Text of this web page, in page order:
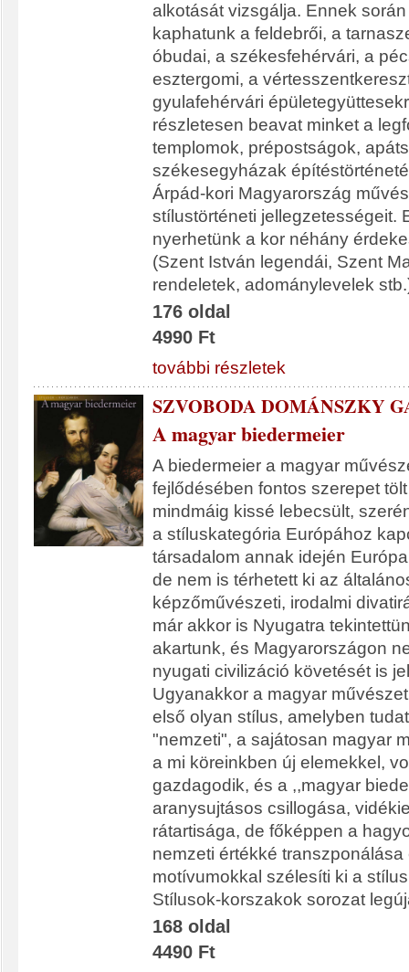
alkotását vizsgálja. Ennek
kaphatunk a feldebrői, a
óbudai, a székesfehérvári, a
esztergomi, a
gyulafehérvári
részletesen beavat minket a
templomok, prépostságok,
székesegyházak
Árpád-kori Magyarország
stílustörténeti jellegzetességeit.
nyerhetünk a kor néhány
(Szent István legendái, Szent
rendeletek, adománylevelek
176 oldal
4990 Ft
további részletek
SZVOBODA DOMÁNSZKY
A magyar biedermeier
A biedermeier a magyar
fejlődésében fontos szerepet
mindmáig kissé lebecsült,
a stíluskategória Európához
társadalom annak idején
de nem is térhetett ki az
képzőművészeti, irodalmi
már akkor is Nyugatra
akartunk, és Magyarországon
nyugati civilizáció követését is
Ugyanakkor a magyar
első olyan stílus, amelyben
"nemzeti", a sajátosan magyar
a mi köreinkben új elemekkel,
gazdagodik, és a ,,magyar
aranysujtásos csillogása,
rátartisága, de főképpen a
nemzeti értékké transzponálása
motívumokkal szélesíti ki a
Stílusok-korszakok sorozat
168 oldal
4490 Ft